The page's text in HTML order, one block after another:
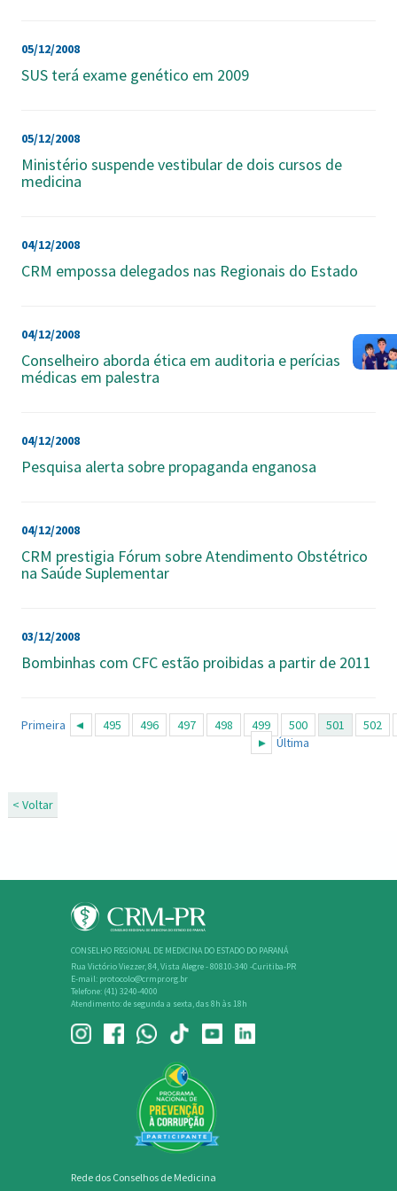
05/12/2008
SUS terá exame genético em 2009
05/12/2008
Ministério suspende vestibular de dois cursos de
medicina
04/12/2008
CRM empossa delegados nas Regionais do Estado
04/12/2008
Conselheiro aborda ética em auditoria e perícias
médicas em palestra
04/12/2008
Pesquisa alerta sobre propaganda enganosa
04/12/2008
CRM prestigia Fórum sobre Atendimento Obstétrico
na Saúde Suplementar
03/12/2008
Bombinhas com CFC estão proibidas a partir de 2011
Primeira 495 496 497 498 499 500 501
502
Última
< Voltar
CONSELHO REGIONAL DE MEDICINA DO ESTADO DO PARANÁ
Rua Victório Viezzer, 84, Vista Alegre - 80810-340 -Curitiba-PR
E-mail: protocolo@crmpr.org.br
Telefone: (41) 3240-4000
Atendimento: de segunda a sexta, das 8h às 18h
Rede dos Conselhos de Medicina